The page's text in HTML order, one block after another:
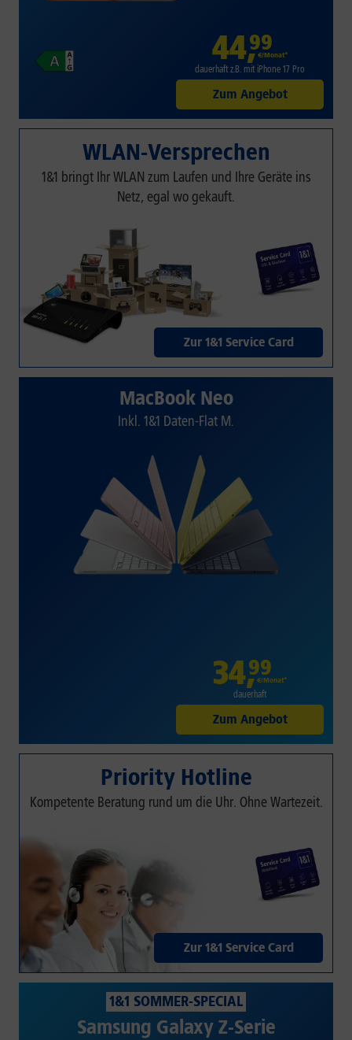
44,99
€/Monat*
dauerhaft z.B. mit iPhone 17 Pro
Zum Angebot
WLAN-Versprechen
1&1 bringt Ihr WLAN zum Laufen und Ihre Geräte ins
Netz, egal wo gekauft.
Zur 1&1 Service Card
MacBook Neo
Inkl. 1&1 Daten-Flat M.
34,99
€/Monat*
dauerhaft
Zum Angebot
Priority Hotline
Kompetente Beratung rund um die Uhr. Ohne Wartezeit.
Zur 1&1 Service Card
1&1 SOMMER-SPECIAL
Samsung Galaxy Z-Serie